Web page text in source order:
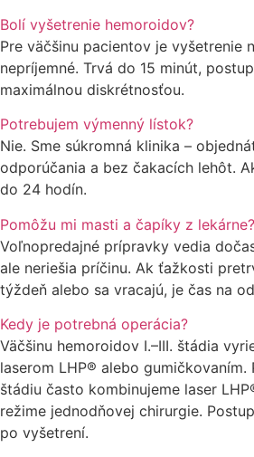
Bolí vyšetrenie hemoroidov?
Pre väčšinu pacientov je vyšetrenie
nepríjemné. Trvá do 15 minút,
maximálnou diskrétnosťou.
Potrebujem výmenný lístok?
Nie. Sme súkromná klinika –
odporúčania a bez čakacích lehôt.
do 24 hodín.
Pomôžu mi masti a čapíky z lekárne?
Voľnopredajné prípravky vedia
ale neriešia príčinu. Ak ťažkosti
týždeň alebo sa vracajú, je čas na
Kedy je potrebná operácia?
Väčšinu hemoroidov I.–III. štádia
laserom LHP® alebo gumičkovaním.
štádiu často kombinujeme laser
režime jednodňovej chirurgie.
po vyšetrení.